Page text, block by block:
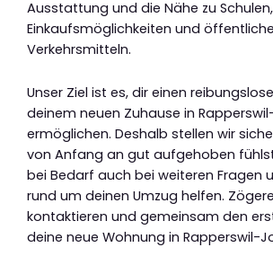
Ausstattung und die Nähe zu Schulen,
Einkaufsmöglichkeiten und
Verkehrsmitteln.
Unser Ziel ist es, dir einen
deinem neuen Zuhause in
ermöglichen. Deshalb stellen wir
von Anfang an gut aufgehoben
bei Bedarf auch bei weiteren Fragen
rund um deinen Umzug helfen.
kontaktieren und gemeinsam den
deine neue Wohnung in Rapperswil-